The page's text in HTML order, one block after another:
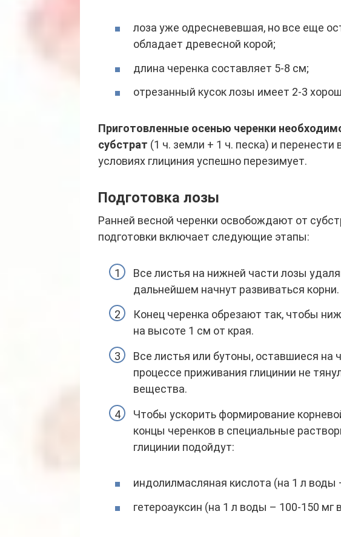
лоза уже одресневевшая, но все еще
обладает древесной корой;
длина черенка составляет 5-8 см;
отрезанный кусок лозы имеет 2-3
Приготовленные осенью черенки
субстрат (1 ч. земли + 1 ч. песка) и
условиях глициния успешно перезимует.
Подготовка лозы
Ранней весной черенки освобождают от
подготовки включает следующие этапы:
Все листья на нижней части лозы
дальнейшем начнут развиваться корни.
Конец черенка обрезают так, чтобы
на высоте 1 см от края.
Все листья или бутоны, оставшиеся на
процессе приживания глицинии не
вещества.
Чтобы ускорить формирование
концы черенков в специальные
глицинии подойдут:
индолилмасляная кислота (на 1 л воды
гетероауксин (на 1 л воды – 100-150 мг